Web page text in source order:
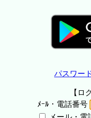
パスワー
【ロ
ﾒｰﾙ・電話番号